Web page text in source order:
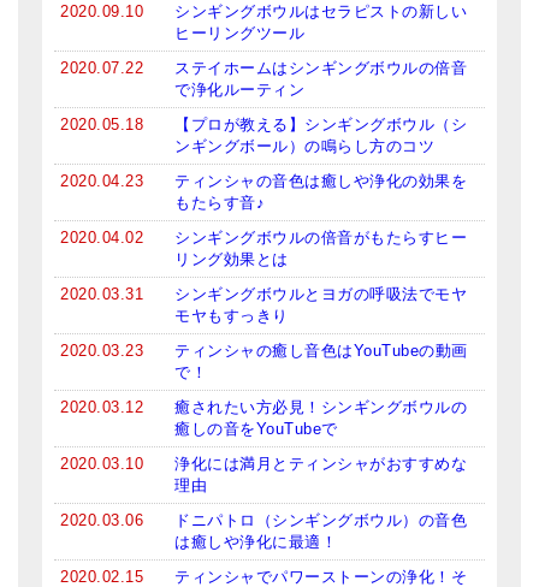
ヒーリング・マンダラポスター
ロゴステッカー・ポストカード各種
亡命チベット人尼僧のお守り・チャーム
チベット・マントラ・ヒーリングCD
ギフトラッピング
シンギングボウル講座
倍音呼吸法レッスン
中級講座
上級講座
ビギナー講師・養成講座
アマナマナとは
2020.09.10
シンギングボウルはセラピストの新しい
ヒーリングツール
2020.07.22
ステイホームはシンギングボウルの倍音
で浄化ルーティン
2020.05.18
【プロが教える】シンギングボウル（シ
ンギングボール）の鳴らし方のコツ
2020.04.23
ティンシャの音色は癒しや浄化の効果を
もたらす音♪
2020.04.02
シンギングボウルの倍音がもたらすヒー
リング効果とは
2020.03.31
シンギングボウルとヨガの呼吸法でモヤ
モヤもすっきり
2020.03.23
ティンシャの癒し音色はYouTubeの動画
で！
2020.03.12
癒されたい方必見！シンギングボウルの
癒しの音をYouTubeで
2020.03.10
浄化には満月とティンシャがおすすめな
理由
2020.03.06
ドニパトロ（シンギングボウル）の音色
は癒しや浄化に最適！
2020.02.15
ティンシャでパワーストーンの浄化！そ